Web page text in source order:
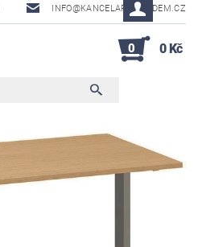
INFO@KANCELAR-SKLADEM.CZ
0 0 Kč